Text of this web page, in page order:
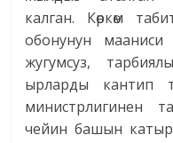
калган. Көркөм
обонунун
жугумсуз,
ырларды кантип
министрлигинен
чейин башын